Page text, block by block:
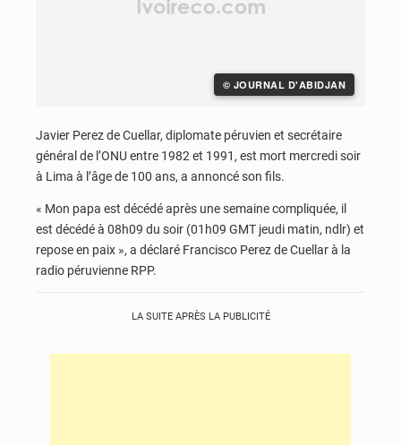
© JOURNAL D'ABIDJAN
Javier Perez de Cuellar, diplomate péruvien et secrétaire
général de l’ONU entre 1982 et 1991, est mort mercredi soir
à Lima à l’âge de 100 ans, a annoncé son fils.
« Mon papa est décédé après une semaine compliquée, il
est décédé à 08h09 du soir (01h09 GMT jeudi matin, ndlr) et
repose en paix », a déclaré Francisco Perez de Cuellar à la
radio péruvienne RPP.
LA SUITE APRÈS LA PUBLICITÉ